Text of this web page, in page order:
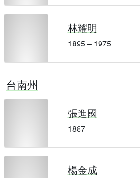
林耀明
1895 – 1975
台南州
張進國
1887
楊金成